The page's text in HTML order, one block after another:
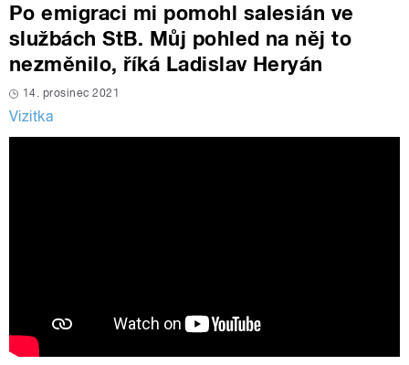
Po emigraci mi pomohl salesián ve
službách StB. Můj pohled na něj to
nezměnilo, říká Ladislav Heryán
14. prosinec 2021
Vizitka